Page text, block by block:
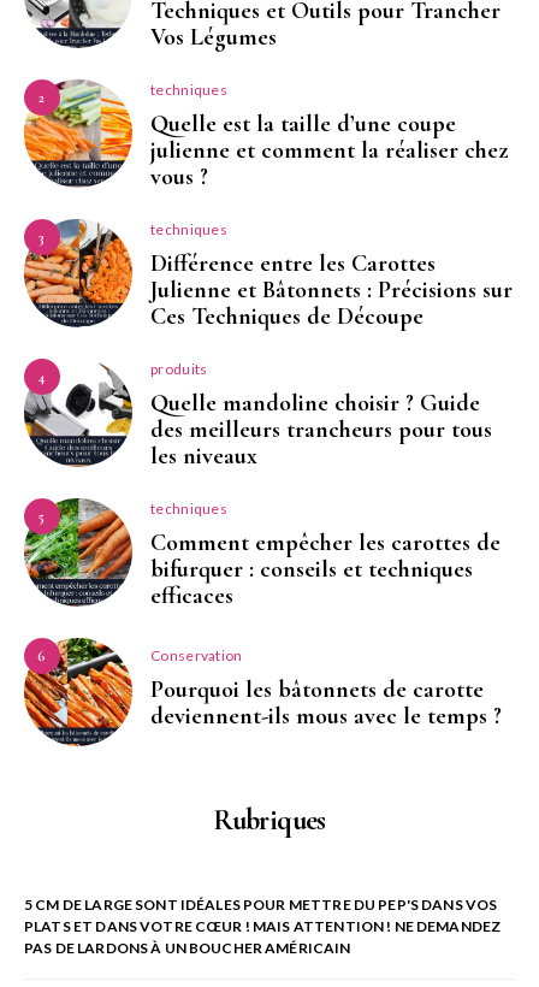
Techniques et Outils pour Trancher
Vos Légumes
2 techniques
Quelle est la taille d’une coupe
julienne et comment la réaliser chez
vous ?
3 techniques
Différence entre les Carottes
Julienne et Bâtonnets : Précisions sur
Ces Techniques de Découpe
4 produits
Quelle mandoline choisir ? Guide
des meilleurs trancheurs pour tous
les niveaux
5 techniques
Comment empêcher les carottes de
bifurquer : conseils et techniques
efficaces
6 Conservation
Pourquoi les bâtonnets de carotte
deviennent-ils mous avec le temps ?
Rubriques
5 CM DE LARGE SONT IDÉALES POUR METTRE DU PEP'S DANS VOS
PLATS ET DANS VOTRE CŒUR ! MAIS ATTENTION ! NE DEMANDEZ
PAS DE LARDONS À UN BOUCHER AMÉRICAIN